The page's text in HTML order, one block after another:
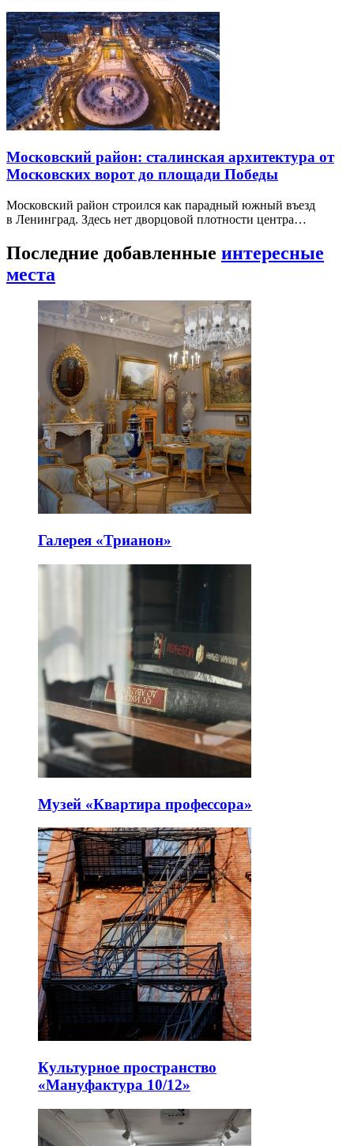
Московский район: сталинская архитектура от
Московских ворот до площади Победы
Московский район строился как парадный южный въезд
в Ленинград. Здесь нет дворцовой плотности центра…
Последние добавленные интересные
места
Галерея «Трианон»
Музей «Квартира профессора»
Культурное пространство
«Мануфактура 10/12»